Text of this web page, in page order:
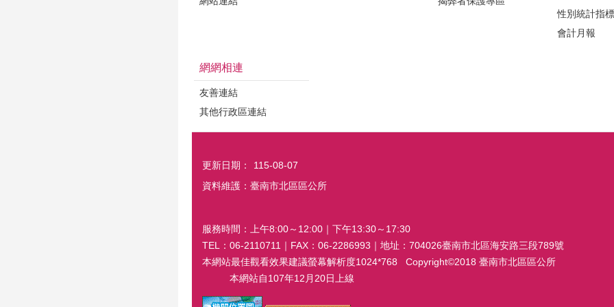
性別統計指標
會計月報
網網相連
友善連結
其他行政區連結
更新日期：
115-08-07
資料維護：臺南市北區區公所
服務時間：上午8:00～12:00｜下午13:30～17:30
TEL：06-2110711｜FAX：06-2286993｜地址：704026臺南市北區海安路三段789號
本網站最佳觀看效果建議螢幕解析度1024*768 Copyright©2018 臺南市北區區公所
本網站自107年12月20日上線